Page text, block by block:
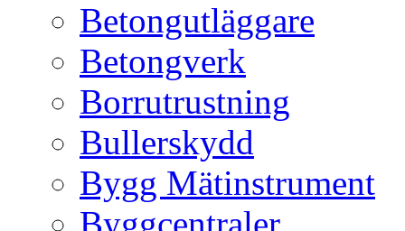
Betongutläggare
Betongverk
Borrutrustning
Bullerskydd
Bygg Mätinstrument